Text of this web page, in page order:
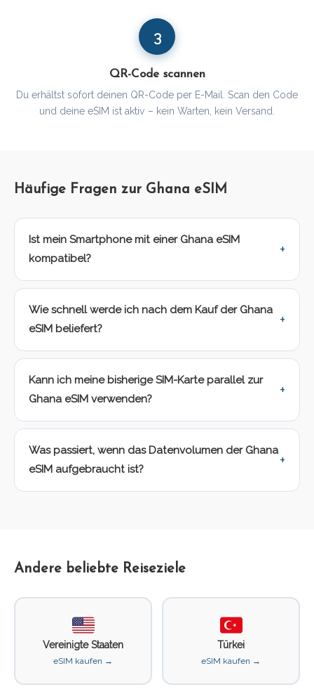
3
QR-Code scannen
Du erhältst sofort deinen QR-Code per E-Mail. Scan den Code
und deine eSIM ist aktiv – kein Warten, kein Versand.
Häufige Fragen zur Ghana eSIM
Ist mein Smartphone mit einer Ghana eSIM
kompatibel?
Wie schnell werde ich nach dem Kauf der Ghana
eSIM beliefert?
Kann ich meine bisherige SIM-Karte parallel zur
Ghana eSIM verwenden?
Was passiert, wenn das Datenvolumen der Ghana
eSIM aufgebraucht ist?
Andere beliebte Reiseziele
Vereinigte Staaten
eSIM kaufen →
Türkei
eSIM kaufen →